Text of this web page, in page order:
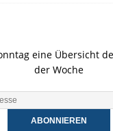
eine Übersicht
der Woche